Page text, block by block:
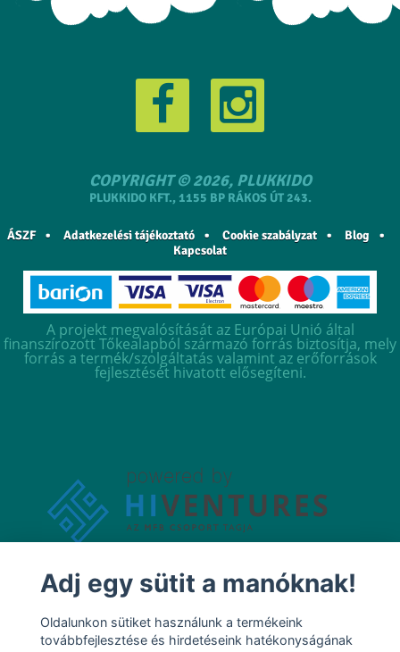
COPYRIGHT © 2026, PLUKKIDO
PLUKKIDO KFT., 1155 BP RÁKOS ÚT 243.
ÁSZF Adatkezelési tájékoztató Cookie szabályzat
Blog
Kapcsolat
A projekt megvalósítását az Európai Unió által
finanszírozott Tőkealapból származó forrás biztosítja, mely
forrás a termék/szolgáltatás valamint az erőforrások
fejlesztését hivatott elősegíteni.
Adj egy sütit a manóknak!
Oldalunkon sütiket használunk a termékeink
továbbfejlesztése és hirdetéseink hatékonyságának